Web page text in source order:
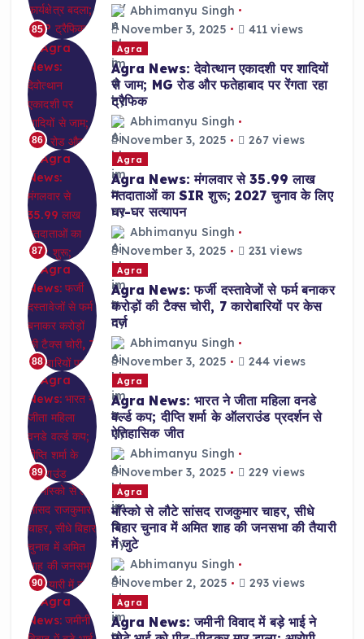
85
Abhimanyu Singh
November 3, 2025
411 views
86
Agra
Agra News: देवोत्थान एकादशी पर शादियों
से जाम; MG रोड और फतेहाबाद पर रेंगता रहा
ट्रैफिक
Abhimanyu Singh
November 3, 2025
267 views
87
Agra
Agra News: मंगलवार से 35.99 लाख
मतदाताओं का SIR शुरू; 2027 चुनाव के लिए
घर-घर सत्यापन
Abhimanyu Singh
November 3, 2025
231 views
88
Agra
Agra News: फर्जी दस्तावेजों से फर्म बनाकर
करोड़ों की टैक्स चोरी, 7 कारोबारियों पर केस
दर्ज
Abhimanyu Singh
November 3, 2025
244 views
89
Agra
Agra News: भारत ने जीता महिला वनडे
वर्ल्ड कप; दीप्ति शर्मा के ऑलराउंड प्रदर्शन से
ऐतिहासिक जीत
Abhimanyu Singh
November 3, 2025
229 views
90
Agra
मॉस्को से लौटे सांसद राजकुमार चाहर, सीधे
बिहार चुनाव में अमित शाह की जनसभा की तैयारी
में जुटे
Abhimanyu Singh
November 2, 2025
293 views
Agra
Agra News: जमीनी विवाद में बड़े भाई ने